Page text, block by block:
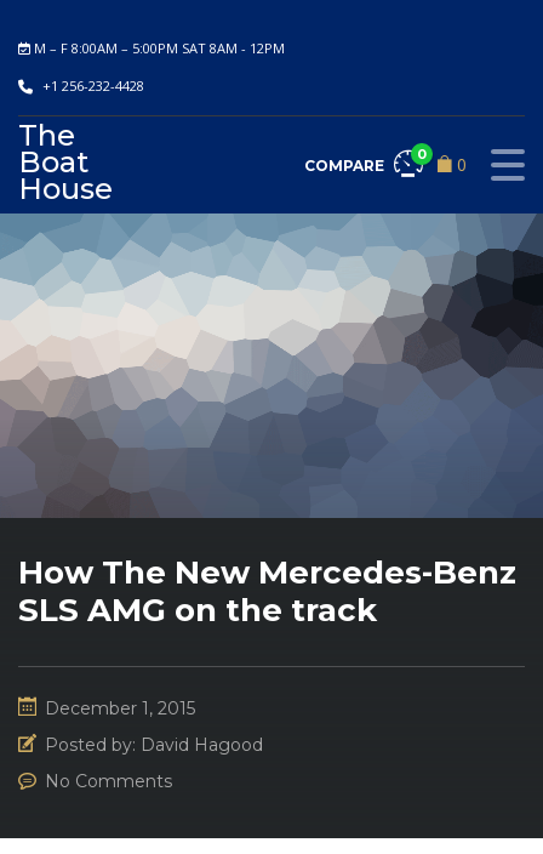
M – F 8:00AM – 5:00PM SAT 8AM - 12PM
+1 256-232-4428
The
Boat
House
0
COMPARE
0
How The New Mercedes-Benz
SLS AMG on the track
December 1, 2015
Posted by: David Hagood
No Comments